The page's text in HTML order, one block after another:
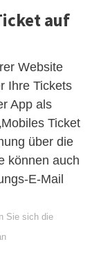
auf
Website
Ihre Tickets
App als
Ticket
über die
können auch
E-Mail
Sie sich die